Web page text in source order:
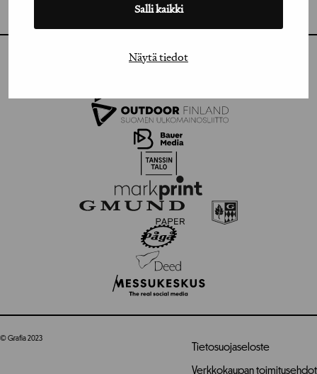
Salli kaikki
Näytä tiedot
FLICKR
© Grafia 2023
Tietosuojaseloste
Verkkokaupan toimitusehdot